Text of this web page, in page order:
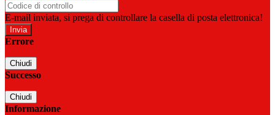
E-mail inviata, si prega di controllare la casella di posta elettronica!
Errore
Chiudi
Successo
Chiudi
Informazione